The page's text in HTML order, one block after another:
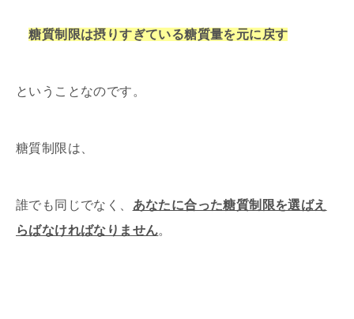
糖質制限は摂りすぎている糖質量を元に戻す
ということなのです。
糖質制限は、
誰でも同じでなく、 あなたに合った糖質制限を選ばえ
らばなければなりません。